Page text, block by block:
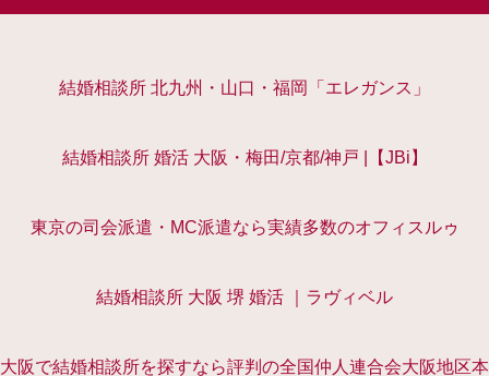
結婚相談所 北九州・山口・福岡「エレガンス」
結婚相談所 婚活 大阪・梅田/京都/神戸 |【JBi】
東京の司会派遣・MC派遣なら実績多数のオフィスルゥ
結婚相談所 大阪 堺 婚活 ｜ラヴィベル
大阪で結婚相談所を探すなら評判の全国仲人連合会大阪地区本